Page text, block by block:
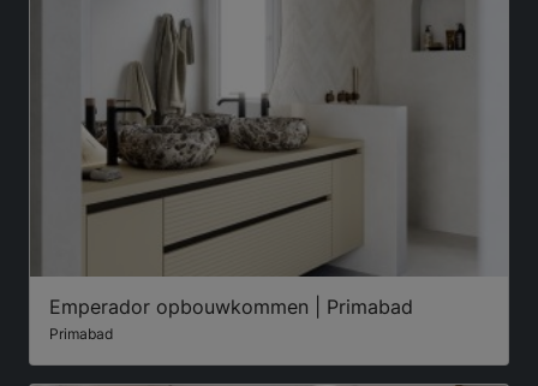
Emperador opbouwkommen | Primabad
Primabad